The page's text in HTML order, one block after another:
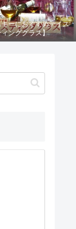
ーにおすすめテイス
ィンググラス】